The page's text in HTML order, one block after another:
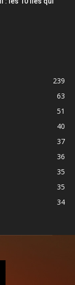
239
63
51
40
37
36
35
35
34